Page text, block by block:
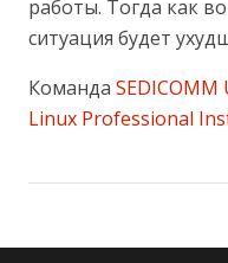
работы. Тогда как
ситуация будет
Команда
Linux Professional